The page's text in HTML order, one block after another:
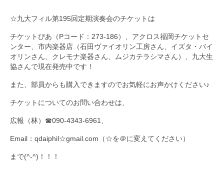
☆九大フィル第195回定期演奏会のチケットは
チケットぴあ（Pコード：273-186）、アクロス福岡チケットセ
ンター、市内楽器店（石田ヴァイオリン工房さん、イズタ・バイ
オリンさん、クレモナ楽器さん、ムジカテラシマさん）、九大生
協さんで現在発売中です！
また、部員からも購入できますのでお気軽にお声かけください♪
チケットについてのお問い合わせは、
広報（林）☎090-4343-6961、
Email：qdaiphil☆gmail.com（☆を＠に変えてください）
まで(^-^)！！！